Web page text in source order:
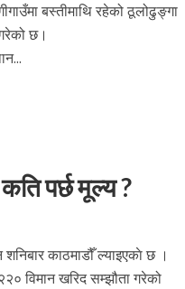
बस्तीमाथि रहेको ठूलोढुङ्गा
छ।
पर्छ मूल्य ?
काठमाडौँ ल्याइएकाे छ ।
विमान खरिद सम्झौता गरेको